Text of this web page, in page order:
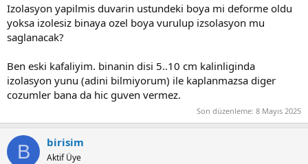
Izolasyon yapilmis duvarin ustundeki boya mi deforme oldu
yoksa izolesiz binaya ozel boya vurulup izsolasyon mu
saglanacak?
Ben eski kafaliyim. binanin disi 5..10 cm kalinliginda
izolasyon yunu (adini bilmiyorum) ile kaplanmazsa diger
cozumler bana da hic guven vermez.
Son düzenleme: 8 Mayıs 2025
B birisim
Aktif Üye